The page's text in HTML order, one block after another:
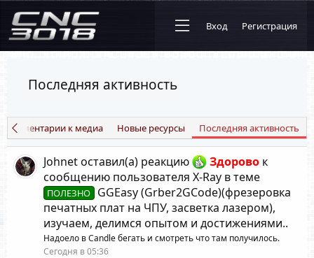
Вход Регистрация
Последняя активность
комментарии к медиа Новые ресурсы Последняя активность
Johnetоставил(а) реакцию Здорово к
сообщению пользователя X-Ray в теме
ПОЛЕЗНО
GGEasy (Grber2GCode)(фрезеровка
печатных плат на ЧПУ, засветка лазером),
изучаем, делимся опытом и достижениями..
Надоело в Candle бегать и смотреть что там получилось.
Сегодня в 05:36